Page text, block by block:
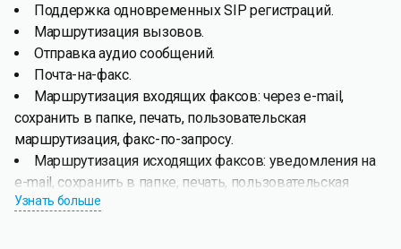
Поддержка одновременных SIP регистраций.
Маршрутизация вызовов.
Отправка аудио сообщений.
Почта-на-факс.
Маршрутизация входящих факсов: через e-mail,
сохранить в папке, печать, пользовательская
маршрутизация, факс-по-запросу.
Маршрутизация исходящих факсов: уведомления на
e-mail, сохранить в папке, печать, пользовательская
маршрутизация.
Узнать больше